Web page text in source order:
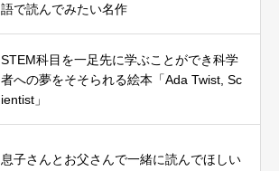
語で読んでみたい名作
STEM科目を一足先に学ぶことができ科学
者への夢をそそられる絵本「Ada Twist, Sc
ientist」
息子さんとお父さんで一緒に読んでほしい